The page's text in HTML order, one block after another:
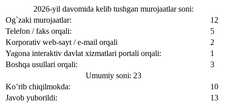
2026-yil davomida kelib tushgan murojaatlar soni:
Og`zaki murojaatlar:
12
Telefon / faks orqali:
5
Korporativ web-sayt / e-mail orqali
2
Yagona interaktiv davlat xizmatlari portali orqali:
1
Boshqa usullari orqali:
3
Umumiy soni: 23
Ko’rib chiqilmokda:
10
Javob yuborildi:
13